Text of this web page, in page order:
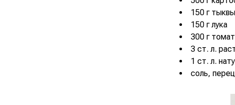
150 г тыквы
150 г лука
300 г
3 ст. л.
1 ст. л.
соль,